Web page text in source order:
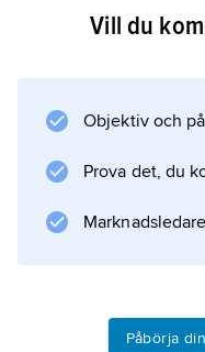
Poland’s Place
Vill du
Objektiv och
Prova det, du
Påbörja